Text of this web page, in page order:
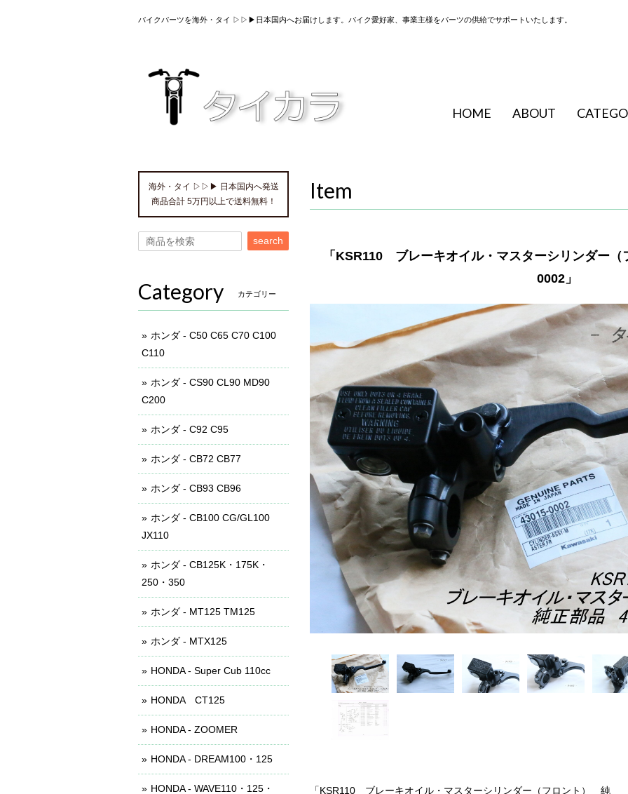
バイクパーツを海外・タイ ▷▷▶日本国内へお届けします。バイク愛好家、事業主様をパーツの供給でサポートいたします。
HOME ABOUT
Item
「KSR110 ブレーキオイル・マスターシリンダー
0002」
「KSR110 ブレーキオイル・マスターシリンダー（フロント） 純
海外・タイ ▷▷▶ 日本国内へ発送
商品合計 5万円以上で送料無料！
search
Category カテゴリー
ホンダ - C50 C65 C70 C100
C110
ホンダ - CS90 CL90 MD90
C200
ホンダ - C92 C95
ホンダ - CB72 CB77
ホンダ - CB93 CB96
ホンダ - CB100 CG/GL100
JX110
ホンダ - CB125K・175K・
250・350
ホンダ - MT125 TM125
ホンダ - MTX125
HONDA - Super Cub 110cc
HONDA CT125
HONDA - ZOOMER
HONDA - DREAM100・125
HONDA - WAVE110・125・